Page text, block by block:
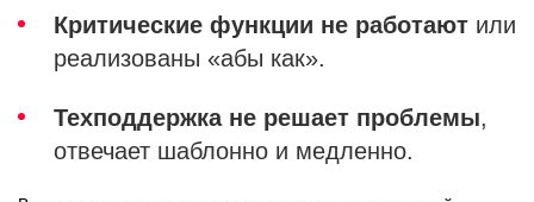
Критические функции не работают или
реализованы «абы как».
Техподдержка не решает проблемы,
отвечает шаблонно и медленно.